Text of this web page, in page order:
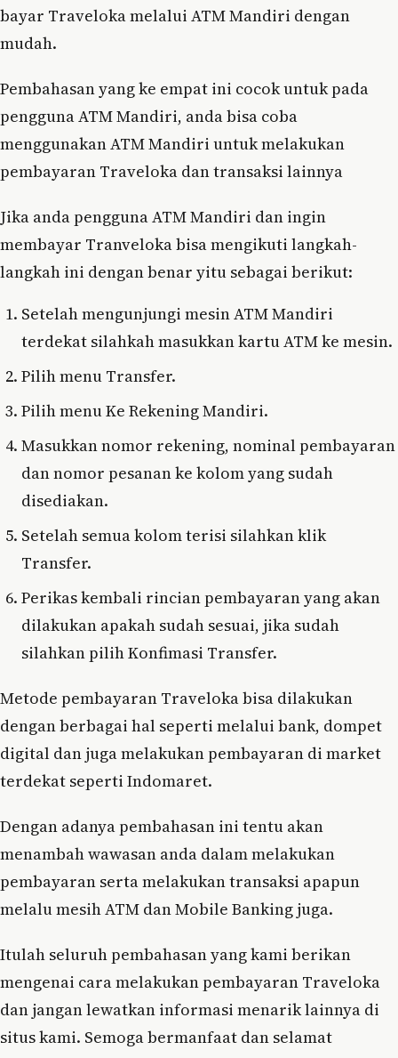
bayar Traveloka melalui ATM Mandiri dengan
mudah.
Pembahasan yang ke empat ini cocok untuk pada
pengguna ATM Mandiri, anda bisa coba
menggunakan ATM Mandiri untuk melakukan
pembayaran Traveloka dan transaksi lainnya
Jika anda pengguna ATM Mandiri dan ingin
membayar Tranveloka bisa mengikuti langkah-
langkah ini dengan benar yitu sebagai berikut:
Setelah mengunjungi mesin ATM Mandiri
terdekat silahkah masukkan kartu ATM ke mesin.
Pilih menu Transfer.
Pilih menu Ke Rekening Mandiri.
Masukkan nomor rekening, nominal pembayaran
dan nomor pesanan ke kolom yang sudah
disediakan.
Setelah semua kolom terisi silahkan klik
Transfer.
Perikas kembali rincian pembayaran yang akan
dilakukan apakah sudah sesuai, jika sudah
silahkan pilih Konfimasi Transfer.
Metode pembayaran Traveloka bisa dilakukan
dengan berbagai hal seperti melalui bank, dompet
digital dan juga melakukan pembayaran di market
terdekat seperti Indomaret.
Dengan adanya pembahasan ini tentu akan
menambah wawasan anda dalam melakukan
pembayaran serta melakukan transaksi apapun
melalu mesih ATM dan Mobile Banking juga.
Itulah seluruh pembahasan yang kami berikan
mengenai cara melakukan pembayaran Traveloka
dan jangan lewatkan informasi menarik lainnya di
situs kami. Semoga bermanfaat dan selamat